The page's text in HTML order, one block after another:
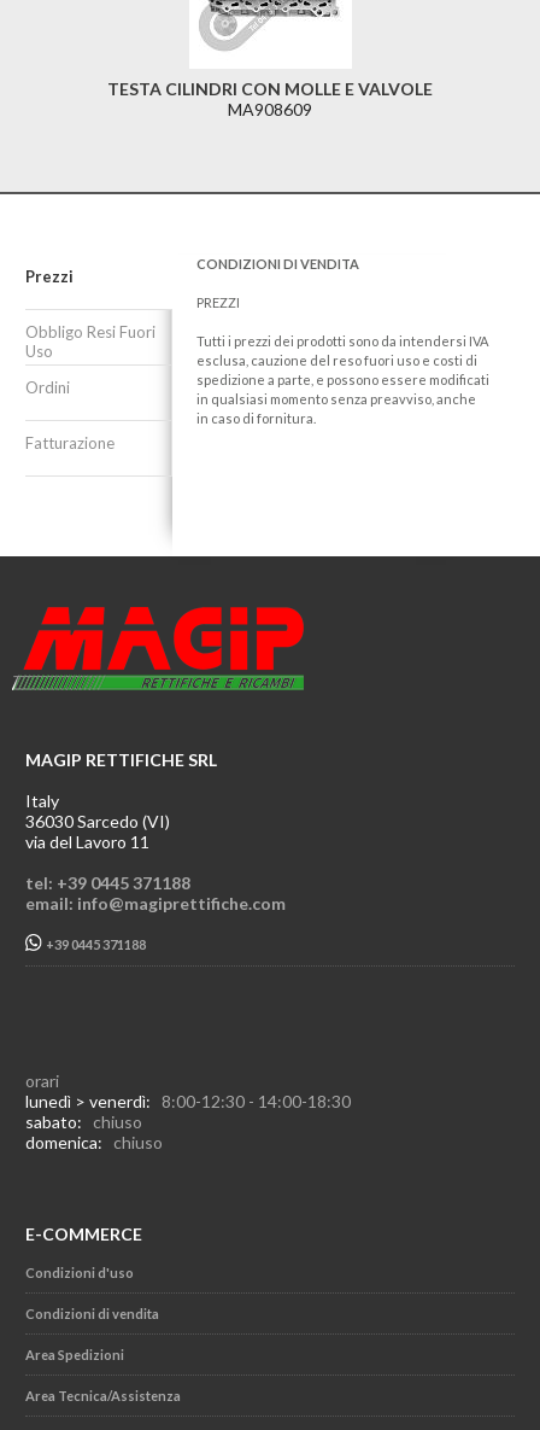
TESTA CILINDRI CON MOLLE E VALVOLE
MA908609
Prezzi
Obbligo Resi Fuori
Uso
Ordini
Fatturazione
CONDIZIONI DI VENDITA
PREZZI
Tutti i prezzi dei prodotti sono da intendersi IVA
esclusa, cauzione del reso fuori uso e costi di
spedizione a parte, e possono essere modificati
in qualsiasi momento senza preavviso, anche
in caso di fornitura.
MAGIP RETTIFICHE SRL
Italy
36030 Sarcedo (VI)
via del Lavoro 11
tel: +39 0445 371188
email: info@magiprettifiche.com
+39 0445 371188
orari
lunedì > venerdì: 8:00-12:30 - 14:00-18:30
sabato: chiuso
domenica: chiuso
E-COMMERCE
Condizioni d'uso
Condizioni di vendita
Area Spedizioni
Area Tecnica/Assistenza